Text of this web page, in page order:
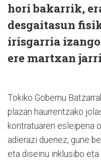
hori bakarrik,
desgaitasun
irisgarria
ere martxan
Tokiko Gobernu
plazan haurrentzako
kontratuaren esleipena
adierazi duenez, gune
eta diseinu inklusibo